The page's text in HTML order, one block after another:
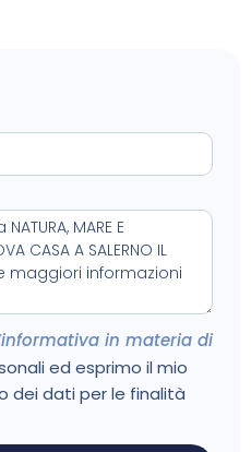
in materia di
ed esprimo il mio
dei dati per le finalità